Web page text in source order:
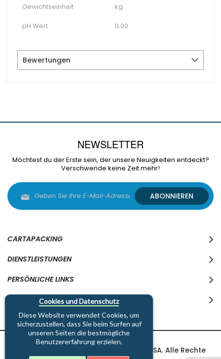
Cookies und Datenschutz
Diese Website verwendet Cookies, um
sicherzustellen, dass Sie beim Surfen auf
unseren Seiten die bestmögliche
Benutzererfahrung erzielen.
Gewichtseinheit kg
pH Wert 0.00
Bewertungen
NEWSLETTER
Möchtest du der Erste sein, der unsere Neuigkeiten entdeckt?
Verschwende keine Zeit mehr!
Sie
sich
ABONNIEREN
CARTAPACKING
DIENSTLEISTUNGEN
PERSÖNLICHE LINKS
WO WIR SIND
Copyright © 1997-2026 Cartapacking SA. Alle Rechte